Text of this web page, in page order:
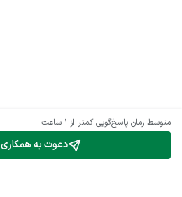
دعوت به همکاری
متوسط زمان پاسخ‌گویی کمتر از 1 ساعت